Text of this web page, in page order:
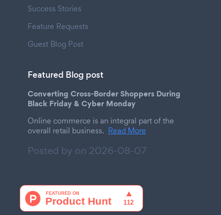
Success Stories
Feature Requests
Guest Blog Post
Featured Blog post
Converting Cross-Border Shoppers During
Black Friday & Cyber Monday
Online commerce is an integral part of the
overall retail business. Read More
Posted by on 2026-08-07